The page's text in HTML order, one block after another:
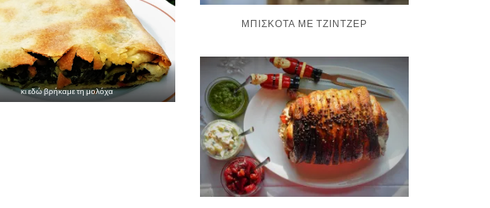
κι εδώ βρήκαμε τη μολόχα
ΜΠΙΣΚΌΤΑ ΜΕ ΤΖΊΝΤΖΕΡ